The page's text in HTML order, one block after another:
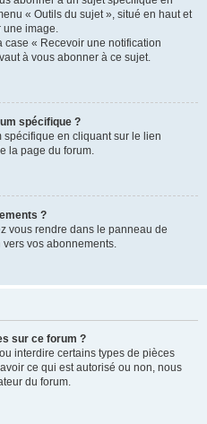
« Outils du sujet », situé en haut et
une image.
case « Recevoir une notification
à vous abonner à ce sujet.
spécifique ?
en cliquant sur le lien
la page du forum.
?
vous rendre dans le panneau de
vos abonnements.
sur ce forum ?
interdire certains types de pièces
ce qui est autorisé ou non, nous
du forum.